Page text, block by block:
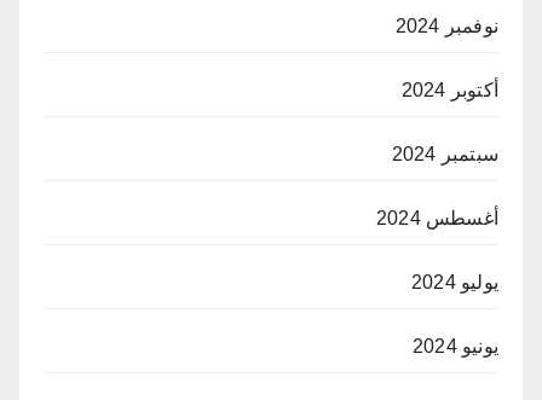
نوفمبر 2024
أكتوبر 2024
سبتمبر 2024
أغسطس 2024
يوليو 2024
يونيو 2024